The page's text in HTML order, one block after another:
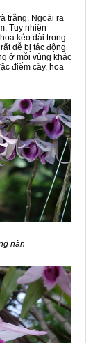
trắng. Ngoài ra
Tuy nhiên
kéo dài trong
dễ bị tác động
ở mỗi vùng khác
điểm cây, hoa
nàn